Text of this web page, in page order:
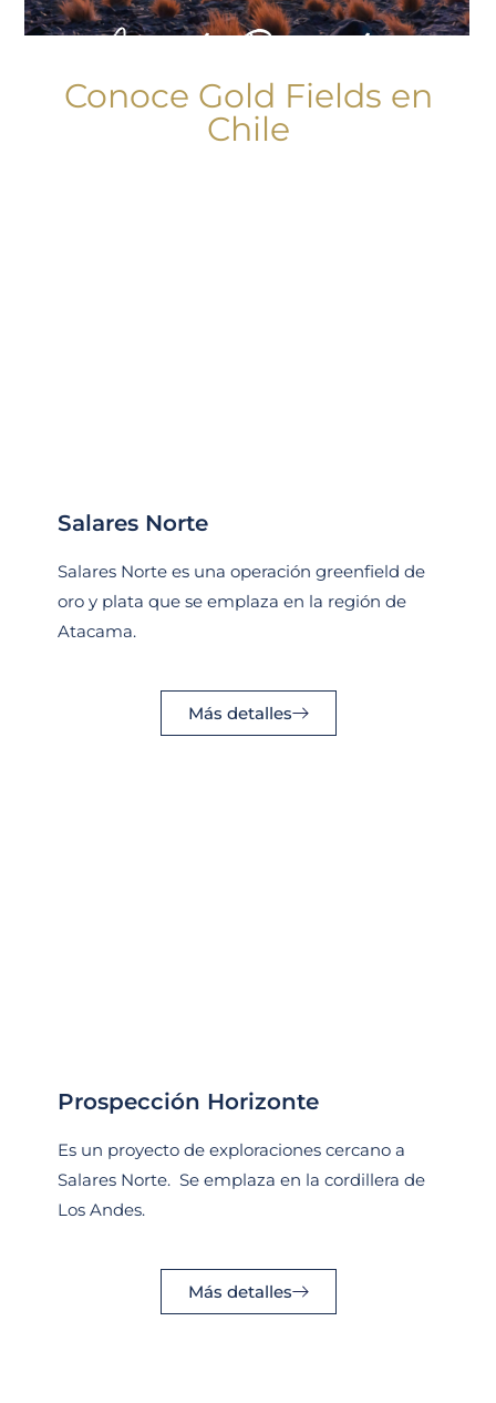
Nuestro Propósito
Creamos valor que
Conoce Gold Fields en
Chile
Salares Norte
Salares Norte es una operación greenfield de
oro y plata que se emplaza en la región de
Atacama.
Más detalles
Prospección Horizonte
Es un proyecto de exploraciones cercano a
Salares Norte. Se emplaza en la cordillera de
Los Andes.
Más detalles